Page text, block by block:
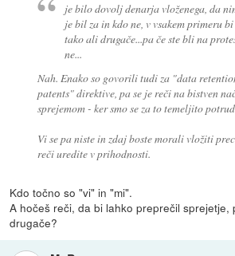
je bilo dovolj denarja vloženega, da
je bil za in kdo ne, v vsakem primeru
tako ali drugače...pa če ste bli na
ne...
Nah. Enako so govorili tudi za "data
patents" direktive, pa se je reči na bistven
sprejemom - ker smo se za to temeljito
Vi se pa niste in zdaj boste morali vložiti
reči uredite v prihodnosti.
Kdo točno so "vi" in "mi".
A hočeš reči, da bi lahko preprečil sprejetje,
drugače?